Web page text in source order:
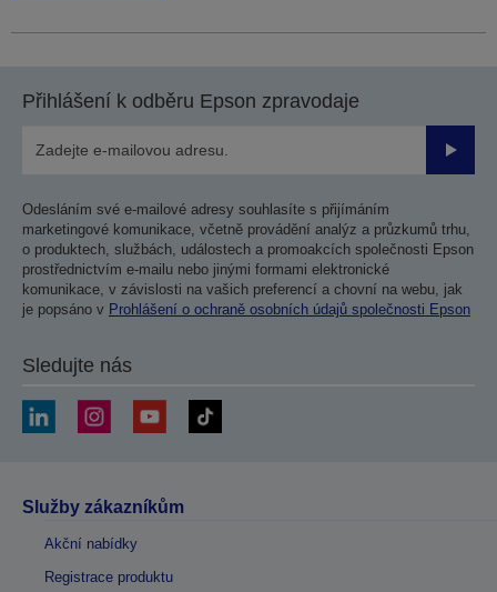
Přihlášení k odběru Epson zpravodaje
Odesláním své e-mailové adresy souhlasíte s přijímáním
marketingové komunikace, včetně provádění analýz a průzkumů trhu,
o produktech, službách, událostech a promoakcích společnosti Epson
prostřednictvím e-mailu nebo jinými formami elektronické
komunikace, v závislosti na vašich preferencí a chovní na webu, jak
je popsáno v Prohlášení o ochraně osobních údajů společnosti Epson
Sledujte nás
Služby zákazníkům
Akční nabídky
Registrace produktu